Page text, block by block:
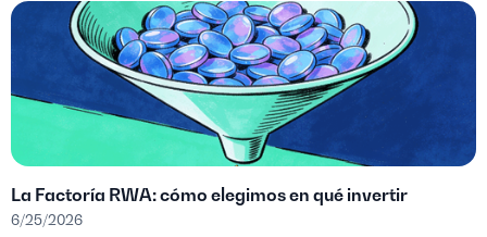
La Factoría RWA: cómo elegimos en qué invertir
6/25/2026